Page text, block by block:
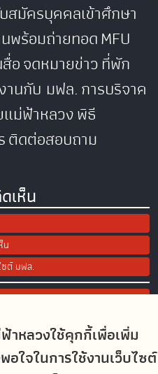
าหลวงใช้คุกกี้เพื่อเพิ่ม
ใจในการใช้งานเว็บไซต์
สมัครบุคคลเข้าศึกษา
พร้อมถ่ายทอดMFU
อจดหมายข่าวที่พัก
านกับ มฟล.การบริจาค
ม่ฟ้าหลวงพิธี
ติดต่อสอบถาม
เห็น
น
ซต์ มฟล.
Media